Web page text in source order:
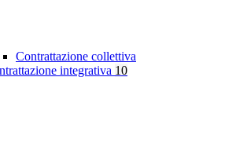
Contrattazione collettiva
integrativa 10